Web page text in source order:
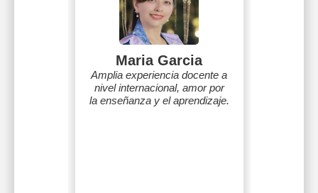
Maria Garcia
Amplia experiencia docente a
nivel internacional, amor por
la enseñanza y el aprendizaje.